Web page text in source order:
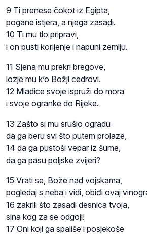
9 Ti prenese čokot iz Egipta,
pogane istjera, a njega zasadi.
10 Ti mu tlo pripravi,
i on pusti korijenje i napuni zemlju.
11 Sjena mu prekri bregove,
lozje mu k’o Božji cedrovi.
12 Mladice svoje ispruži do mora
i svoje ogranke do Rijeke.
13 Zašto si mu srušio ogradu
da ga beru svi što putem prolaze,
14 da ga pustoši vepar iz šume,
da ga pasu poljske zvijeri?
15 Vrati se, Bože nad vojskama,
pogledaj s neba i vidi, obiđi ovaj
16 zakrili što zasadi desnica tvoja,
sina kog za se odgoji!
17 Oni koji ga spališe i posjekoše